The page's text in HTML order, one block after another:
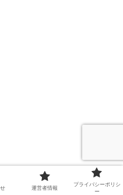
運営者情報
プライバシーポリシ
ー